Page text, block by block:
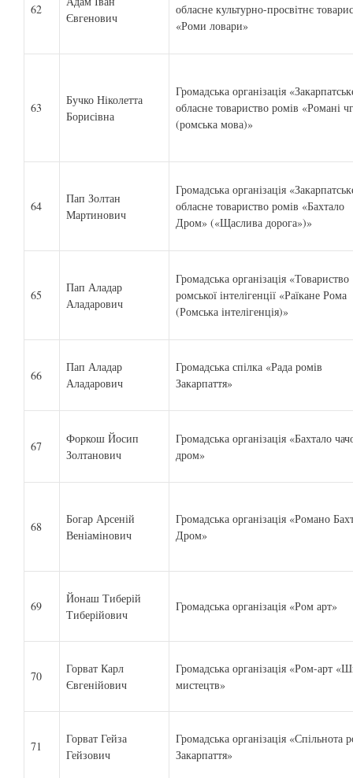
62
Євгенович
обласне культурно-просвітнє
«Роми ловари»
63
Бучко Ніколетта
Борисівна
Громадська організація
обласне товариство ромів «Романі
(ромська мова)»
64
Пап Золтан
Мартинович
Громадська організація
обласне товариство ромів «Бахтало
Дром» («Щаслива дорога»)»
65
Пап Аладар
Аладарович
Громадська організація «Товариство
ромської інтелігенції «Раїкане Рома
(Ромська інтелігенція)»
66
Пап Аладар
Аладарович
Громадська спілка «Рада ромів
Закарпаття»
67
Форкош Йосип
Золтанович
Громадська організація «Бахтало
дром»
68
Богар Арсеній
Веніамінович
Громадська організація «Романо
Дром»
69
Йонаш Тиберій
Тиберійович
Громадська організація «Ром арт»
70
Горват Карл
Євгенійович
Громадська організація «Ром-арт
мистецтв»
71
Горват Гейза
Гейзович
Громадська організація «Спільнота
Закарпаття»